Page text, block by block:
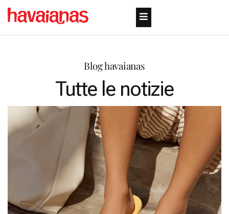
Blog havaianas
Tutte le notizie